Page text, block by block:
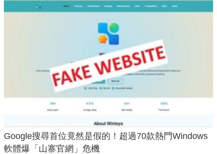
Google搜尋首位竟然是假的！超過70款熱門Windows
軟體爆「山寨官網」危機